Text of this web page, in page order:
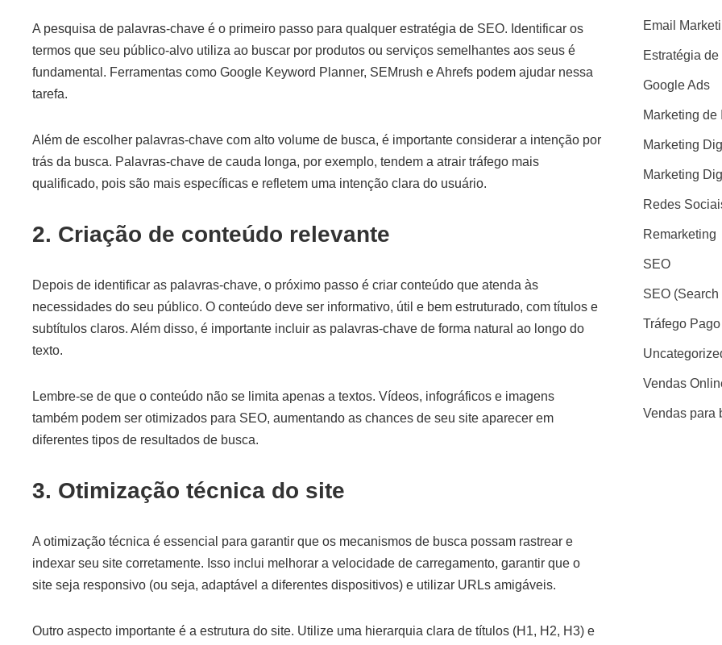
A pesquisa de palavras-chave é o primeiro passo para qualquer estratégia de SEO. Identificar os
termos que seu público-alvo utiliza ao buscar por produtos ou serviços semelhantes aos seus é
fundamental. Ferramentas como Google Keyword Planner, SEMrush e Ahrefs podem ajudar nessa
tarefa.
Além de escolher palavras-chave com alto volume de busca, é importante considerar a intenção por
trás da busca. Palavras-chave de cauda longa, por exemplo, tendem a atrair tráfego mais
qualificado, pois são mais específicas e refletem uma intenção clara do usuário.
2. Criação de conteúdo relevante
Depois de identificar as palavras-chave, o próximo passo é criar conteúdo que atenda às
necessidades do seu público. O conteúdo deve ser informativo, útil e bem estruturado, com títulos e
subtítulos claros. Além disso, é importante incluir as palavras-chave de forma natural ao longo do
texto.
Lembre-se de que o conteúdo não se limita apenas a textos. Vídeos, infográficos e imagens
também podem ser otimizados para SEO, aumentando as chances de seu site aparecer em
diferentes tipos de resultados de busca.
3. Otimização técnica do site
A otimização técnica é essencial para garantir que os mecanismos de busca possam rastrear e
indexar seu site corretamente. Isso inclui melhorar a velocidade de carregamento, garantir que o
site seja responsivo (ou seja, adaptável a diferentes dispositivos) e utilizar URLs amigáveis.
Outro aspecto importante é a estrutura do site. Utilize uma hierarquia clara de títulos (H1, H2, H3) e
Email
Estratégia de
Google Ads
Marketing de
Marketing
Marketing
Redes
Remarketing
SEO
SEO
Tráfego Pago
Vendas
Vendas para